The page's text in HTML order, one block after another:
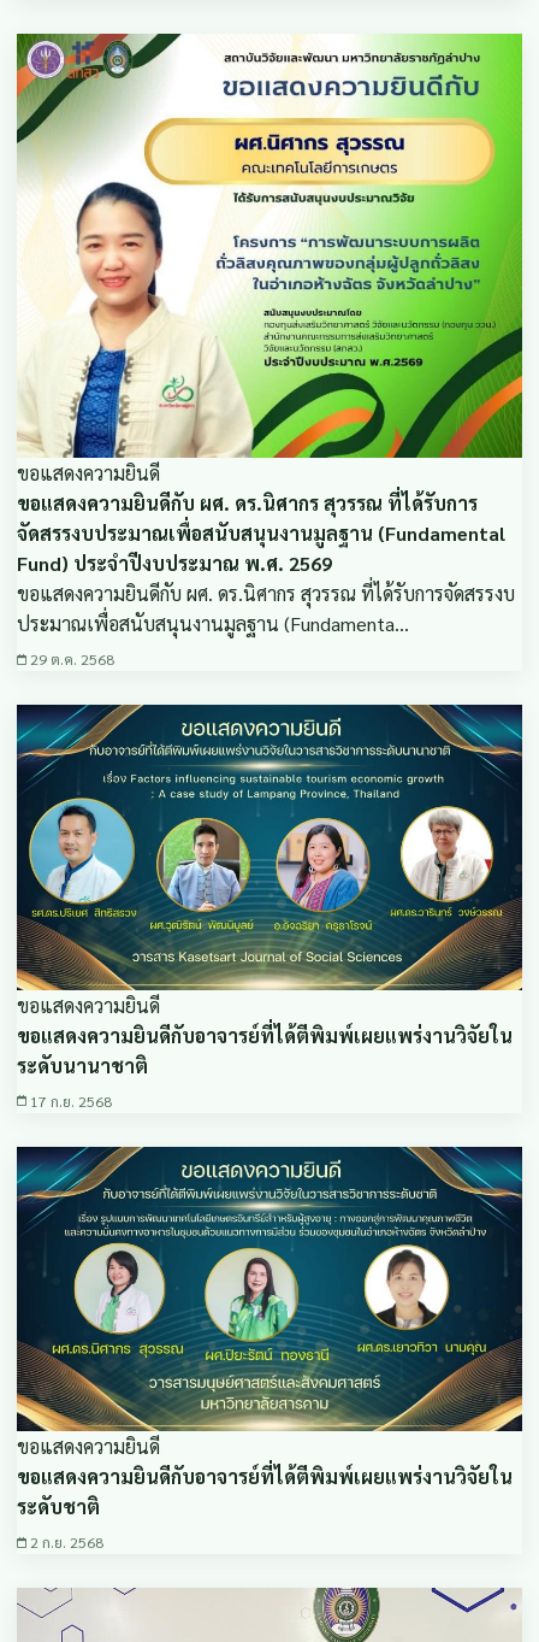
ขอแสดงความยินดี
ขอแสดงความยินดีกับ ผศ. ดร.นิศากร สุวรรณ ที่ได้รับการ
จัดสรรงบประมาณเพื่อสนับสนุนงานมูลฐาน (Fundamental
Fund) ประจำปีงบประมาณ พ.ศ. 2569
ขอแสดงความยินดีกับ ผศ. ดร.นิศากร สุวรรณ ที่ได้รับการจัดสรรงบ
ประมาณเพื่อสนับสนุนงานมูลฐาน (Fundamenta…
29 ต.ค. 2568
ขอแสดงความยินดี
ขอแสดงความยินดีกับอาจารย์ที่ได้ตีพิมพ์เผยแพร่งานวิจัยใน
ระดับนานาชาติ
17 ก.ย. 2568
ขอแสดงความยินดี
ขอแสดงความยินดีกับอาจารย์ที่ได้ตีพิมพ์เผยแพร่งานวิจัยใน
ระดับชาติ
2 ก.ย. 2568